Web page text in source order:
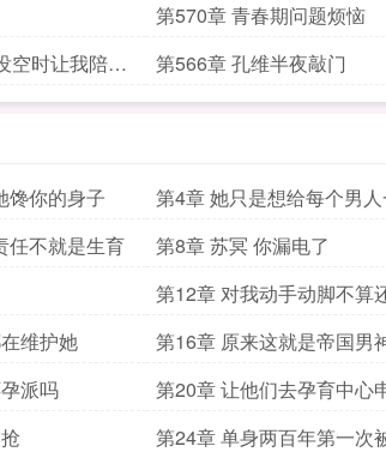
第570章 青春期问题烦恼
空时让我陪你
第566章 孔维半夜敲门
馋你的身子
第4章 她只是想给每个男
孩子
任不就是生育
第8章 苏冥 你漏电了
第12章 对我动手动脚不算
维护她
第16章 原来这就是帝国男
味
派吗
第20章 让他们去孕育中心
孩子
第24章 单身两百年第一次